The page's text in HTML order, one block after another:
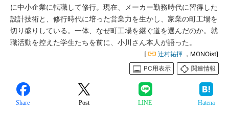
に中小企業に転職して修行。現在、メーカー勤務時代に習得した
設計技術と、修行時代に培った営業力を生かし、家業の町工場を
切り盛りしている。一体、なぜ町工場を継ぐ道を選んだのか。就
職活動を控えた学生たちを前に、小川さん本人が語った。
[ 辻村祐揮 ，MONOist]
PC用表示
関連情報
Share Post LINE Hatena